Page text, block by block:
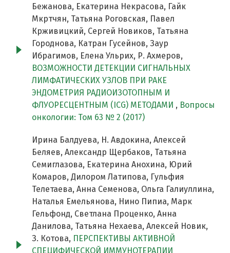
Бежанова, Екатерина Некрасова, Гайк
Мкртчян, Татьяна Роговская, Павел
Крживицкий, Сергей Новиков, Татьяна
Городнова, Катран Гусейнов, Заур
Ибрагимов, Елена Ульрих, Р. Ахмеров,
ВОЗМОЖНОСТИ ДЕТЕКЦИИ СИГНАЛЬНЫХ
ЛИМФАТИЧЕСКИХ УЗЛОВ ПРИ РАКЕ
ЭНДОМЕТРИЯ РАДИОИЗОТОПНЫМ И
ФЛУОРЕСЦЕНТНЫМ (ICG) МЕТОДАМИ , Вопросы
онкологии: Том 63 № 2 (2017)
Ирина Балдуева, Н. Авдокина, Алексей
Беляев, Александр Щербаков, Татьяна
Семиглазова, Екатерина Анохина, Юрий
Комаров, Дилором Латипова, Гульфия
Телетаева, Анна Семенова, Ольга Галиуллина,
Наталья Емельянова, Нино Пипиа, Марк
Гельфонд, Светлана Проценко, Анна
Данилова, Татьяна Нехаева, Алексей Новик,
З. Котова, ПЕРСПЕКТИВЫ АКТИВНОЙ
СПЕЦИФИЧЕСКОЙ ИММУНОТЕРАПИИ